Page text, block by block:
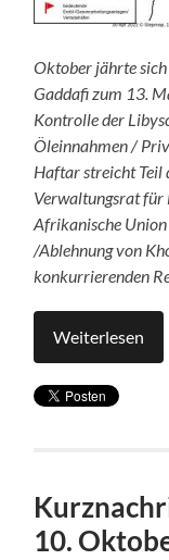
Oktober jährte
Gaddafi zum 13.
Kontrolle der
Öleinnahmen /
Haftar streicht Teil
Verwaltungsrat für
Afrikanische
/Ablehnung von
konkurrierenden
Weiterlesen
10.